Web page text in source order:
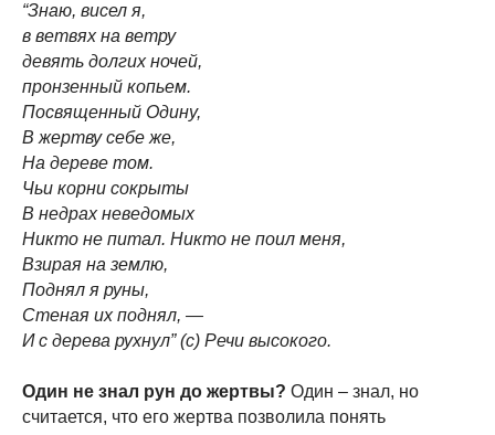
“Знаю, висел я,
в ветвях на ветру
девять долгих ночей,
пронзенный копьем.
Посвященный Одину,
В жертву себе же,
На дереве том.
Чьи корни сокрыты
В недрах неведомых
Никто не питал. Никто не поил меня,
Взирая на землю,
Поднял я руны,
Стеная их поднял, —
И с дерева рухнул” (с) Речи высокого.
Один не знал рун до жертвы? Один – знал, но
считается, что его жертва позволила понять